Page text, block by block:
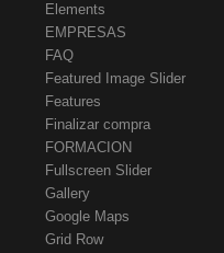
Elements
EMPRESAS
FAQ
Featured Image Slider
Features
Finalizar compra
FORMACION
Fullscreen Slider
Gallery
Google Maps
Grid Row